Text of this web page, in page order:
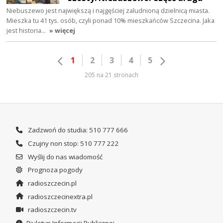
Niebuszewo jest największą i najgęściej zaludnioną dzielnicą miasta.
Mieszka tu 41 tys. osób, czyli ponad 10% mieszkańców Szczecina. Jaka
jest historia… » więcej
1 2 3 4 5
205 na 21 stronach
Zadzwoń do studia: 510 777 666
Czujny non stop: 510 777 222
Wyślij do nas wiadomość
Prognoza pogody
radioszczecin.pl
radioszczecinextra.pl
radioszczecin.tv